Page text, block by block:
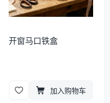
开窗马口铁盒
加入购物车